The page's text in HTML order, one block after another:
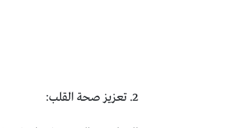
2. تعزيز صحة القلب: